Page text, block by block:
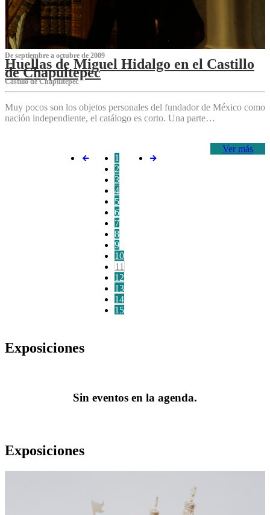
De septiembre a octubre de 2009
Huellas de Miguel Hidalgo en el Castillo
de Chapultepec
Castillo de Chapultepec
Muy pocos son los objetos personales del fundador de México como
nación independiente, el catálogo es corto. Una parte…
Ver más
1
2
3
4
5
6
7
8
9
10
11
12
13
14
15
Exposiciones
Sin eventos en la agenda.
Exposiciones